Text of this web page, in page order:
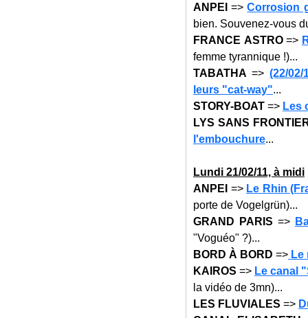
ANPEI=>Corrosion
bien. Souvenez-vous
FRANCE ASTRO=>
femme tyrannique !)...
TABATHA=>(22/
leurs "cat-way"...
STORY-BOAT => Les
LYS SANS
l'embouchure...
Lundi 21/02/11, à midi
ANPEI => Le Rhin
porte de Vogelgrün)...
GRAND PARIS =>
"Voguéo" ?)...
BORD À BORD => Le
KAIROS => Le canal
la vidéo de 3mn)...
LES FLUVIALES =>